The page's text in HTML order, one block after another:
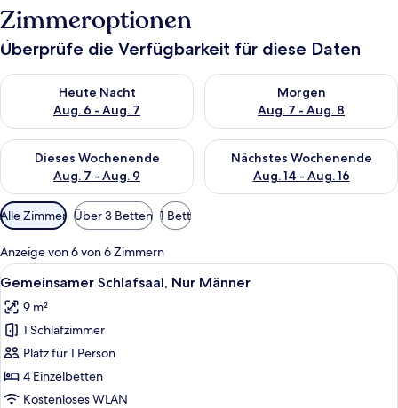
Zimmeroptionen
Überprüfe die Verfügbarkeit für diese Daten
Heute Nacht
Aug. 6 - Aug. 7
Überprüfe die Verfügbarkeit für heute Nacht, Aug. 6 - Aug. 7.
Morgen
Aug. 7 - Aug. 8
Überprüfe die Verfügbarkeit
Dieses Wochenende
Aug. 7 - Aug. 9
Überprüfe die Verfügbarkeit für dieses Wochenende, Aug. 7
Nächstes Wochenende
Aug. 14 - Aug. 16
Überprüfe die Verfügbarkeit
Verfügbare
Filter
für
Zimmer
Alle Zimmer Über 3 Betten 1 Bett
Anzeige von 6 von 6 Zimmern
Alle
Fotos
für
Gemeinsamer
Schlafsaal,
Nur
Männer
Reihe von Etagenbetten in einem
12
Gemeinsamer Schlafsaal, Nur Männer
9 m²
1 Schlafzimmer
Platz für 1 Person
4 Einzelbetten
Kostenloses WLAN